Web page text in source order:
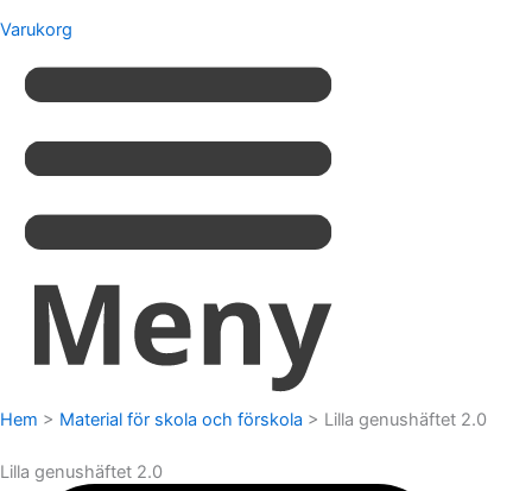
Varukorg
Hem > Material för skola och förskola > Lilla genushäftet 2.0
Lilla genushäftet 2.0